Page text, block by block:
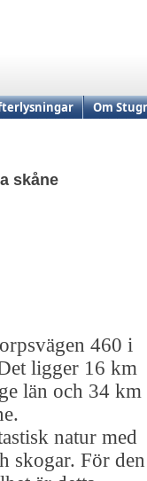
Om
skåne
460 i
ligger 16 km
län och 34 km
natur med
skogar. För den